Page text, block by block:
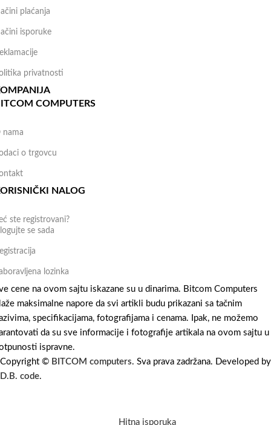
plaćanja
isporuke
privatnosti
COMPUTERS
nama
o trgovcu
NALOG
ste registrovani?
se sada
lozinka
cene na ovom sajtu iskazane su u dinarima. Bitcom Computers
maksimalne napore da svi artikli budu prikazani sa tačnim
specifikacijama, fotografijama i cenama. Ipak, ne možemo
da su sve informacije i fotografije artikala na ovom sajtu u
ispravne.
Copyright © BITCOM computers. Sva prava zadržana. Developed by
D.B. code.
Hitna isporuka